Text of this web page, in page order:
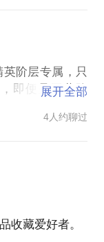
；
需要做好哪些准
变与趋势；
容易的事情。
为一名艺术从
我的经历和经
阶层专属，只
即便是工薪阶
展开全部
4人约聊过
收藏爱好者。